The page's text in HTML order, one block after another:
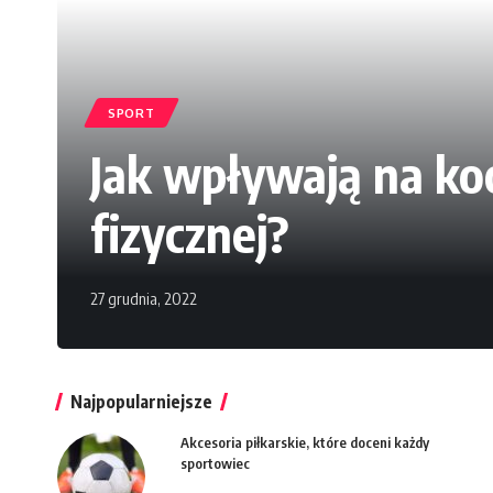
SPORT
Jak wpływają na
fizycznej?
27 grudnia, 2022
Najpopularniejsze
Akcesoria piłkarskie, które doceni każdy
sportowiec